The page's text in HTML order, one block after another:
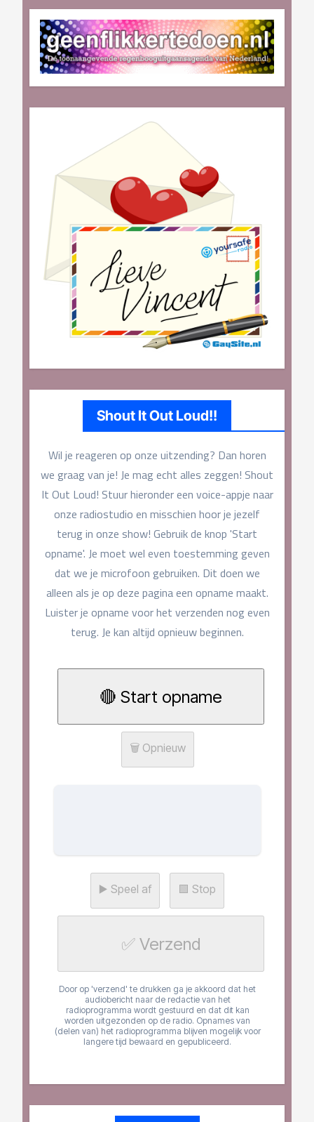
Shout It Out Loud!!
Wil je reageren op onze uitzending? Dan horen
we graag van je! Je mag echt alles zeggen! Shout
It Out Loud! Stuur hieronder een voice-appje naar
onze radiostudio en misschien hoor je jezelf
terug in onze show! Gebruik de knop 'Start
opname'. Je moet wel even toestemming geven
dat we je microfoon gebruiken. Dit doen we
alleen als je op deze pagina een opname maakt.
Luister je opname voor het verzenden nog even
terug. Je kan altijd opnieuw beginnen.